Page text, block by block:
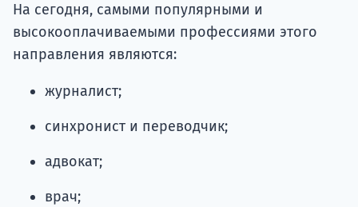
На сегодня, самыми популярными и
высокооплачиваемыми профессиями этого
направления являются:
журналист;
синхронист и переводчик;
адвокат;
врач;